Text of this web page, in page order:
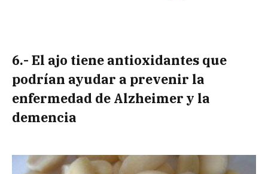
6.- El ajo tiene antioxidantes que
podrían ayudar a prevenir la
enfermedad de Alzheimer y la
demencia